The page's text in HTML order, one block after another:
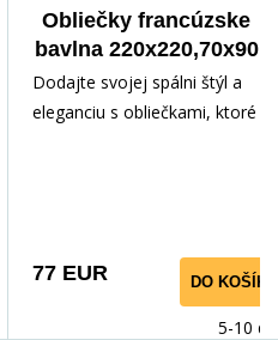
Obliečky francúzske
bavlna 220x220,70x90
Charlotte
Dodajte svojej spálni štýl a
eleganciu s obliečkami, ktoré
kvetov v odtieňoch hnedej,
šedej a zlatisto žltej, ktoré
spolu vytvárajú harmonický a
77 EUR DO KOŠÍKA
5-10 dnů